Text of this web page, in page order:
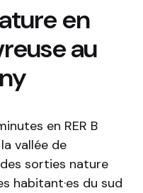
en
au
en RER B
vallée de
sorties nature
habitant·es du sud